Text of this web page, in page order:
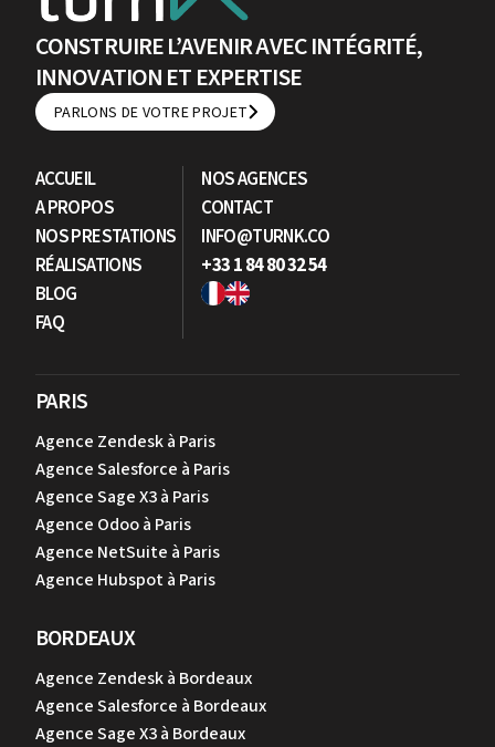
CONSTRUIRE L’AVENIR AVEC INTÉGRITÉ,
INNOVATION ET EXPERTISE
PARLONS DE VOTRE PROJET
PARLONS DE VOTRE PROJET
ACCUEIL
A PROPOS
NOS PRESTATIONS
RÉALISATIONS
BLOG
FAQ
NOS AGENCES
CONTACT
INFO@TURNK.CO
+33 1 84 80 32 54
PARIS
Agence Zendesk à Paris
Agence Salesforce à Paris
Agence Sage X3 à Paris
Agence Odoo à Paris
Agence NetSuite à Paris
Agence Hubspot à Paris
BORDEAUX
Agence Zendesk à Bordeaux
Agence Salesforce à Bordeaux
Agence Sage X3 à Bordeaux